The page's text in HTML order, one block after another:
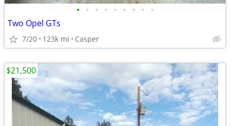
• • • • • • • • •
Two Opel GTs
7/20 123k mi Casper
$21,500